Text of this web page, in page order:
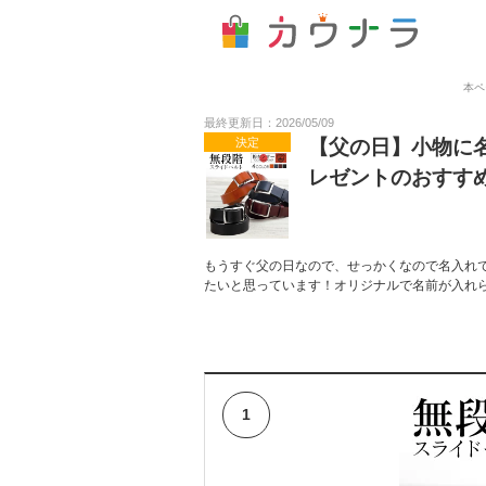
本
最終更新日：2026/05/09
決定
【父の日】小物
レゼントのおすす
もうすぐ父の日なので、せっかくなので名入
たいと思っています！オリジナルで名前が入
1